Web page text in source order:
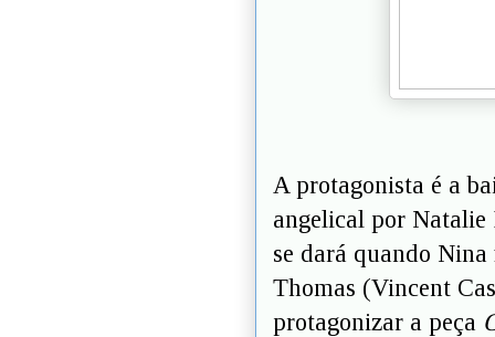
A protagonista é a
angelical por Natalie
se dará quando
Thomas (Vincent
protagonizar a peça